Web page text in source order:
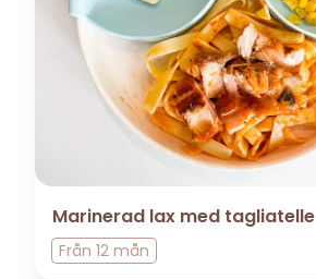
Marinerad lax med tagliatelle
Från 12 mån